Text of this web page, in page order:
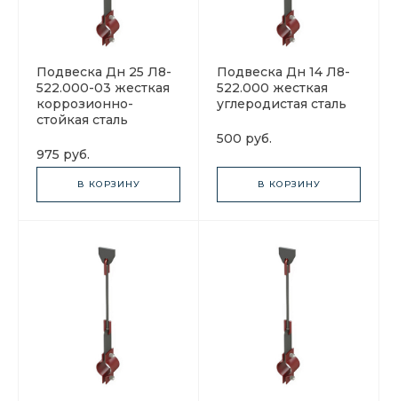
Подвеска Дн 25 Л8-
522.000-03 жесткая
коррозионно-
стойкая сталь
975 руб.
В КОРЗИНУ
Подвеска Дн 14 Л8-
522.000 жесткая
углеродистая сталь
500 руб.
В КОРЗИНУ